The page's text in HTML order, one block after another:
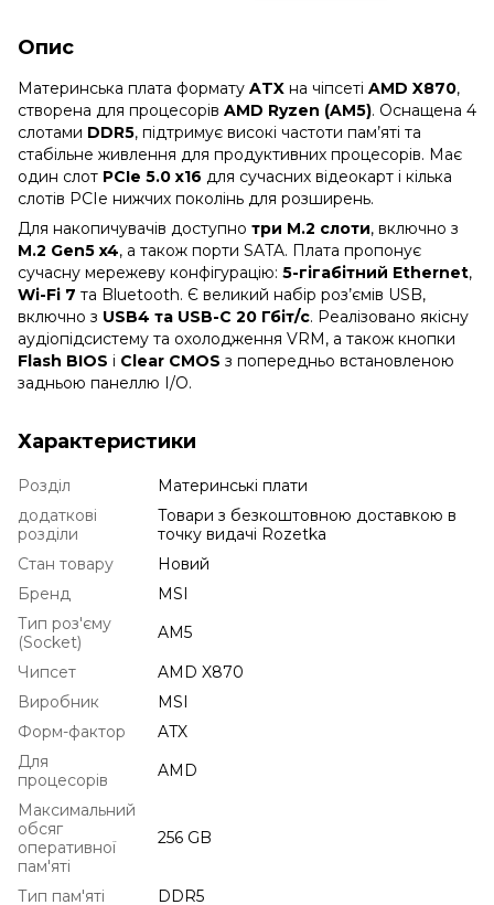
Опис
Материнська плата формату ATX на чіпсеті AMD X870,
створена для процесорів AMD Ryzen (AM5). Оснащена 4
слотами DDR5, підтримує високі частоти пам’яті та
стабільне живлення для продуктивних процесорів. Має
один слот PCIe 5.0 x16 для сучасних відеокарт і кілька
слотів PCIe нижчих поколінь для розширень.
Для накопичувачів доступно три M.2 слоти, включно з
M.2 Gen5 x4, а також порти SATA. Плата пропонує
сучасну мережеву конфігурацію: 5-гігабітний Ethernet,
Wi-Fi 7 та Bluetooth. Є великий набір роз’ємів USB,
включно з USB4 та USB-C 20 Гбіт/с. Реалізовано якісну
аудіопідсистему та охолодження VRM, а також кнопки
Flash BIOS і Clear CMOS з попередньо встановленою
задньою панеллю I/O.
Характеристики
Розділ
Материнські плати
додаткові
розділи
Товари з безкоштовною доставкою в
точку видачі Rozetka
Стан товару
Новий
Бренд
MSI
Тип роз'єму
(Socket)
AM5
Чипсет
AMD X870
Виробник
MSI
Форм-фактор
ATX
Для
процесорів
AMD
Максимальний
обсяг
оперативної
пам'яті
256 GB
Тип пам'яті
DDR5